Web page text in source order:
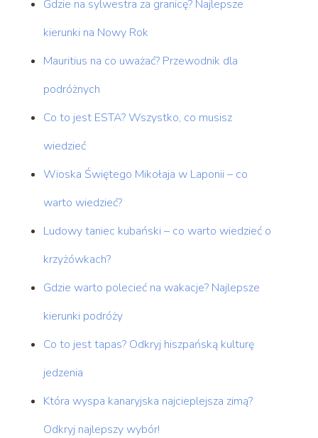
Gdzie na sylwestra za granicę? Najlepsze
kierunki na Nowy Rok
Mauritius na co uważać? Przewodnik dla
podróżnych
Co to jest ESTA? Wszystko, co musisz
wiedzieć
Wioska Świętego Mikołaja w Laponii – co
warto wiedzieć?
Ludowy taniec kubański – co warto wiedzieć o
krzyżówkach?
Gdzie warto polecieć na wakacje? Najlepsze
kierunki podróży
Co to jest tapas? Odkryj hiszpańską kulturę
jedzenia
Która wyspa kanaryjska najcieplejsza zimą?
Odkryj najlepszy wybór!